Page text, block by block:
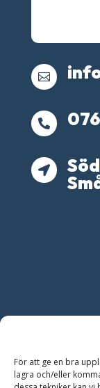
För att ge en bra
lagra och/eller


